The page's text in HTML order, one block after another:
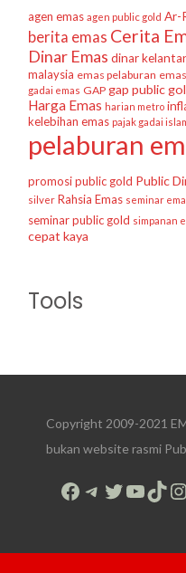
agen emas agen public gold Ar-
berita emas Cerita
Dinar Emas dinar
malaysia emas pelaburan
gadai emas GAP gap public
Harga Emas harian metro
kelebihan emas pajak gadai
pelaburan
promosi public gold Public
silver Rahsia Emas seminar
seminar public gold simpanan
cepat kaya
Tools
Copyright 2009-2021
bukan website rasmi
Facebook
Telegram
Twitter